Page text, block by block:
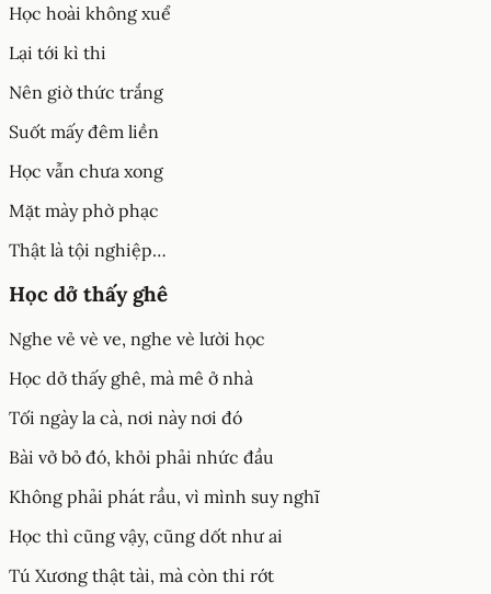
Học hoài không xuể
Lại tới kì thi
Nên giờ thức trắng
Suốt mấy đêm liền
Học vẫn chưa xong
Mặt mày phờ phạc
Thật là tội nghiệp…
Học dở thấy ghê
Nghe vẻ vè ve, nghe vè lười học
Học dở thấy ghê, mà mê ở nhà
Tối ngày la cà, nơi này nơi đó
Bài vở bỏ đó, khỏi phải nhức đầu
Không phải phát rầu, vì mình suy nghĩ
Học thì cũng vậy, cũng dốt như ai
Tú Xương thật tài, mà còn thi rớt